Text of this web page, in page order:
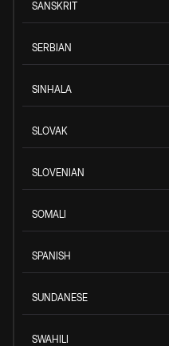
SANSKRIT
SERBIAN
SINHALA
SLOVAK
SLOVENIAN
SOMALI
SPANISH
SUNDANESE
SWAHILI